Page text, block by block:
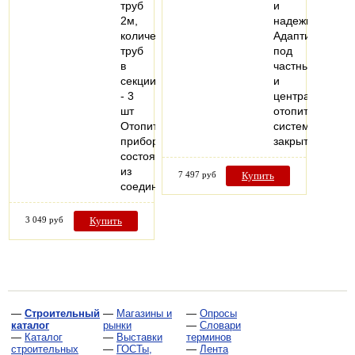
труб
2м,
количество
труб
в
секции
- 3
шт
Отопительный
прибор,
состоящий
из
соединенных…
3 049 руб Купить
и
надежности.
Адаптирован
под
частные
и
отопительные
системы
закрытого…
7 497 руб Купить
— Строительный
каталог
— Каталог
строительных
— Магазины и
рынки
— Выставки
— ГОСТы,
— Опросы
— Словари
терминов
— Лента